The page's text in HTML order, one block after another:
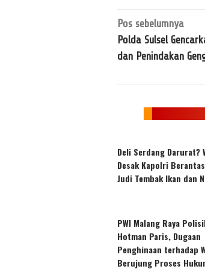
Navigasi
pos
Pos sebelumnya
Polda Sulsel
dan Penindakan
Deli Serdang Darurat?
Desak Kapolri
Judi Tembak Ikan dan
PWI Malang Raya
Hotman Paris, Dugaan
Penghinaan terhadap
Berujung Proses